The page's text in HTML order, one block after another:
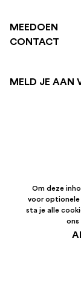
MEEDOEN
CONTACT
MELD JE AAN
Om deze
voor optionele
sta je alle
ons